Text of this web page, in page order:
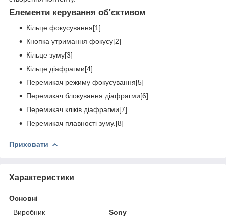
Елементи керування об'єктивом
Кільце фокусування[1]
Кнопка утримання фокусу[2]
Кільце зуму[3]
Кільце діафрагми[4]
Перемикач режиму фокусування[5]
Перемикач блокування діафрагми[6]
Перемикач кліків діафрагми[7]
Перемикач плавності зуму.[8]
Приховати
Характеристики
Основні
Виробник
Sony